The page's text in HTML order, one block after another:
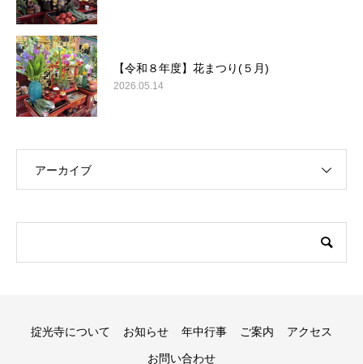
【令和８年度】花まつり(５月)
2026.05.14
アーカイブ
掟光寺について お知らせ 年中行事 ご案内 アクセス
お問い合わせ